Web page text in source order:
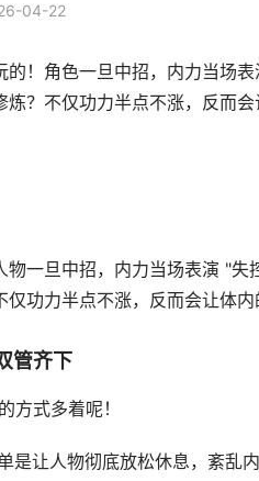
04-22
的！角色一旦中招，内力当场
炼？不仅功力半点不涨，反而
物一旦中招，内力当场表演 "
功力半点不涨，反而会让体
管齐下
方式多着呢！
是让人物彻底放松休息，紊乱